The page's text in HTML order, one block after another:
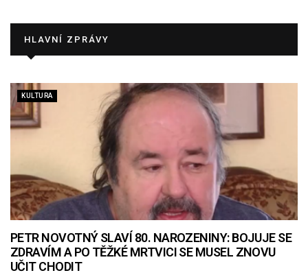
HLAVNÍ ZPRÁVY
KULTURA
PETR NOVOTNÝ SLAVÍ 80. NAROZENINY: BOJUJE SE
ZDRAVÍM A PO TĚŽKÉ MRTVICI SE MUSEL ZNOVU
UČIT CHODIT